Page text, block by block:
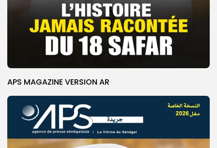
APS MAGAZINE VERSION AR